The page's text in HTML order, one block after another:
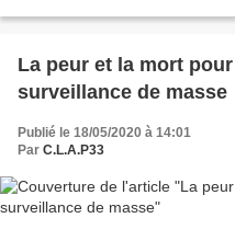
La peur et la mort
surveillance de masse
Publié le 18/05/2020 à 14:01
Par C.L.A.P33